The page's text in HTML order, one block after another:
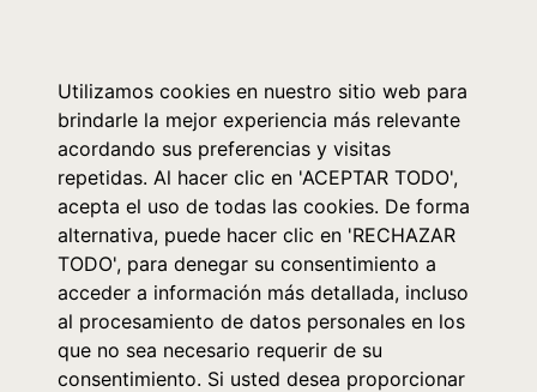
Utilizamos cookies en nuestro sitio web para
brindarle la mejor experiencia más relevante
acordando sus preferencias y visitas
repetidas. Al hacer clic en 'ACEPTAR TODO',
acepta el uso de todas las cookies. De forma
alternativa, puede hacer clic en 'RECHAZAR
TODO', para denegar su consentimiento a
acceder a información más detallada, incluso
al procesamiento de datos personales en los
que no sea necesario requerir de su
consentimiento. Si usted desea proporcionar